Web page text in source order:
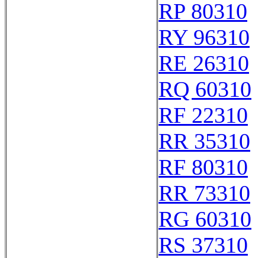
RP 80310
RY 96310
RE 26310
RQ 60310
RF 22310
RR 35310
RF 80310
RR 73310
RG 60310
RS 37310